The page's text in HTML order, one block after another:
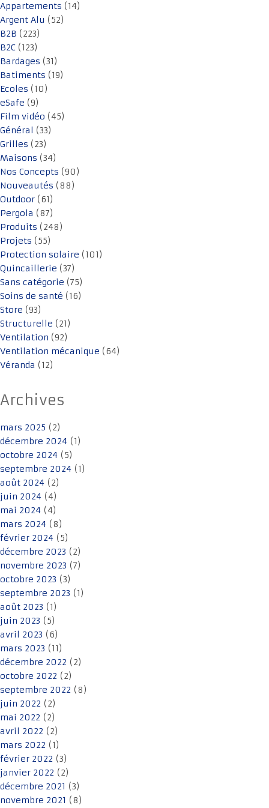
Appartements (14)
Argent Alu (52)
B2B (223)
B2C (123)
Bardages (31)
Batiments (19)
Ecoles (10)
eSafe (9)
Film vidéo (45)
Général (33)
Grilles (23)
Maisons (34)
Nos Concepts (90)
Nouveautés (88)
Outdoor (61)
Pergola (87)
Produits (248)
Projets (55)
Protection solaire (101)
Quincaillerie (37)
Sans catégorie (75)
Soins de santé (16)
Store (93)
Structurelle (21)
Ventilation (92)
Ventilation mécanique (64)
Véranda (12)
Archives
mars 2025 (2)
décembre 2024 (1)
octobre 2024 (5)
septembre 2024 (1)
août 2024 (2)
juin 2024 (4)
mai 2024 (4)
mars 2024 (8)
février 2024 (5)
décembre 2023 (2)
novembre 2023 (7)
octobre 2023 (3)
septembre 2023 (1)
août 2023 (1)
juin 2023 (5)
avril 2023 (6)
mars 2023 (11)
décembre 2022 (2)
octobre 2022 (2)
septembre 2022 (8)
juin 2022 (2)
mai 2022 (2)
avril 2022 (2)
mars 2022 (1)
février 2022 (3)
janvier 2022 (2)
décembre 2021 (3)
novembre 2021 (8)